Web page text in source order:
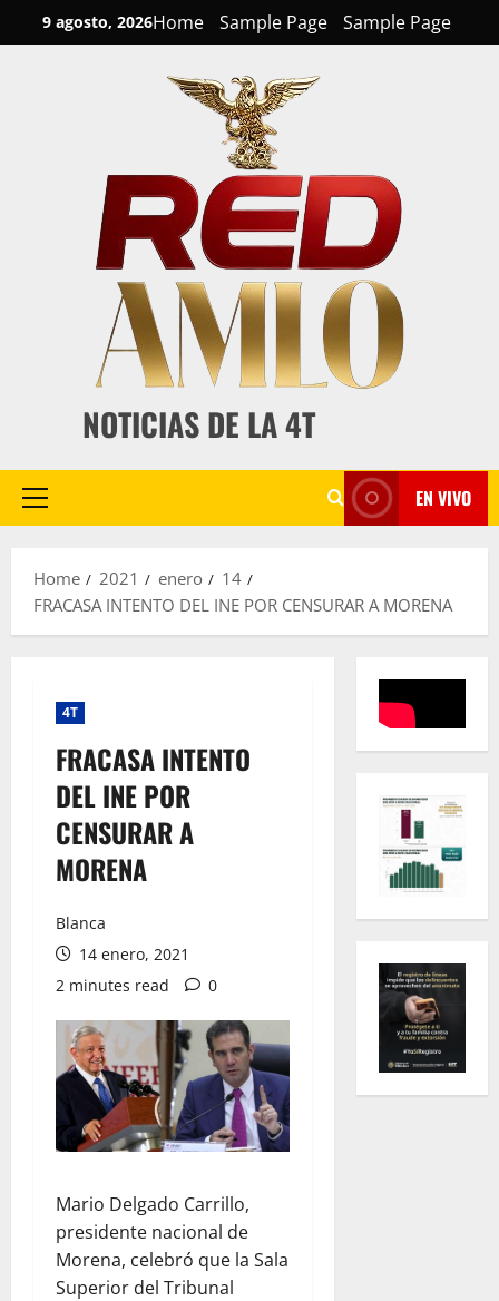
to
9 agosto, 2026Home Sample Page Sample Page
NOTICIAS DE LA 4T
Primary
EN VIVO
Home 2021 enero
14
FRACASA INTENTO DEL INE POR CENSURAR A MORENA
4T
FRACASA INTENTO
DEL INE POR
CENSURAR A
MORENA
Blanca
14 enero, 2021
2 minutes read
0
Mario Delgado Carrillo,
presidente nacional de
Morena, celebró que la Sala
Superior del Tribunal